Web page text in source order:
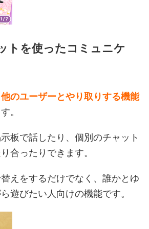
トを使ったコミュニケ
他のユーザーとやり取りする機能
。
板で話したり、個別のチャット
合ったりできます。
えをするだけでなく、誰かとゆ
遊びたい人向けの機能です。